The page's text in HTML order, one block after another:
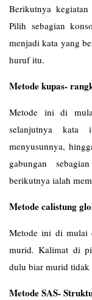
Berikutnya
Pilih sebagian
menjadi kata yang
huruf itu.
Metode kupas-
Metode ini di
selanjutnya kata
menyusunnya,
gabungan
berikutnya ialah
Metode calistung
Metode ini di mulai
murid. Kalimat di
dulu biar murid tidak
Metode SAS-